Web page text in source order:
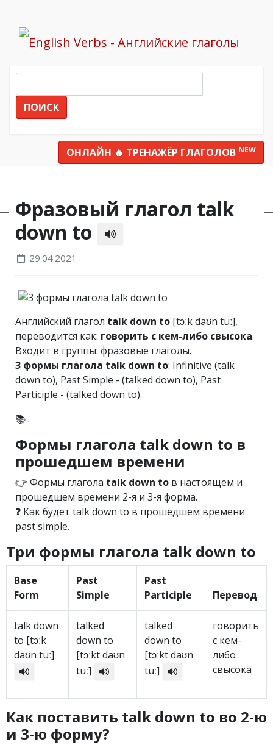
ПОИСК
ОНЛАЙН 🔥 ТРЕНАЖЁР ГЛАГОЛОВ NEW
Фразовый глагол talk
down to
29.04.2021
Английский глагол talk down to [tɔːk daʊn tuː],
переводится как: говорить с кем-либо свысока.
Входит в группы: фразовые глаголы.
3 формы глагола talk down to: Infinitive (talk
down to), Past Simple - (talked down to), Past
Participle - (talked down to).
📚 .
Формы глагола talk down to в
прошедшем времени
👉 Формы глагола talk down to в настоящем и
прошедшем времени 2-я и 3-я форма.
❓ Как будет talk down to в прошедшем времени
past simple.
Три формы глагола talk down to
Base
Form
Past
Simple
Past
Participle
Перевод
talk down
to [tɔːk
daʊn tuː]
talked
down to
[tɔːkt daʊn
tuː]
talked
down to
[tɔːkt daʊn
tuː]
говорить
с кем-
либо
свысока
Как поставить talk down to во 2-ю
и 3-ю форму?